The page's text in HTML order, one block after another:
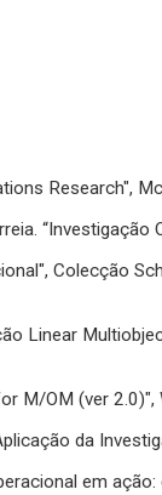
Research",
Colecção
Linear
M/OM (ver 2.0)",
da
em